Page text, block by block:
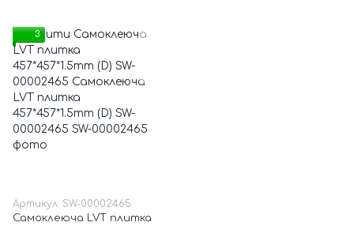
3
Артикул: SW-00002465
Самоклеюча LVT плитка